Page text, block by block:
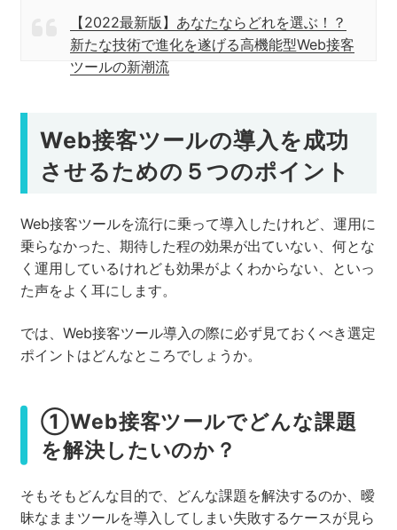
【2022最新版】あなたならどれを選ぶ！？
新たな技術で進化を遂げる高機能型Web接客
ツールの新潮流
Web接客ツールの導入を成功
させるための５つのポイント
Web接客ツールを流行に乗って導入したけれど、運用に
乗らなかった、期待した程の効果が出ていない、何とな
く運用しているけれども効果がよくわからない、といっ
た声をよく耳にします。
では、Web接客ツール導入の際に必ず見ておくべき選定
ポイントはどんなところでしょうか。
①Web接客ツールでどんな課題
を解決したいのか？
そもそもどんな目的で、どんな課題を解決するのか、曖
昧なままツールを導入してしまい失敗するケースが見ら